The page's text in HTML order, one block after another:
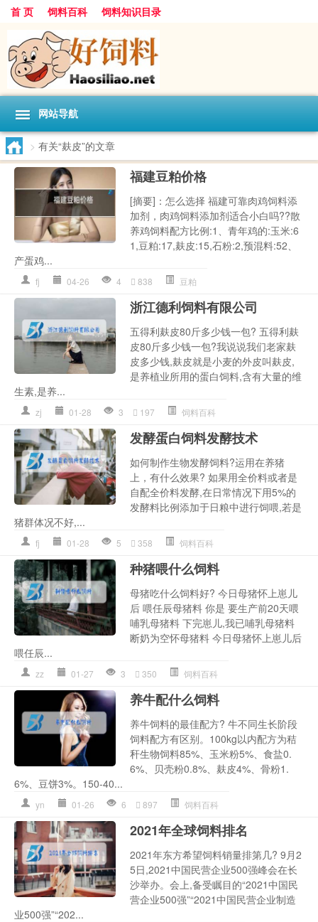
首 页 饲料百科 饲料知识目录
网站导航
> 有关“麸皮”的文章
福建豆粕价格
[摘要]：怎么选择 福建可靠肉鸡饲料添
加剂，肉鸡饲料添加剂适合小白吗??散
养鸡饲料配方比例:1、青年鸡的:玉米:6
1,豆粕:17,麸皮:15,石粉:2,预混料:52、
产蛋鸡...
fj 04-26 4 838 豆粕
浙江德利饲料有限公司
五得利麸皮80斤多少钱一包? 五得利麸
皮80斤多少钱一包?我说说我们老家麸
皮多少钱,麸皮就是小麦的外皮叫麸皮,
是养植业所用的蛋白饲料,含有大量的维
生素,是养...
zj 01-28 3 197 饲料百科
发酵蛋白饲料发酵技术
如何制作生物发酵饲料?运用在养猪
上，有什么效果? 如果用全价料或者是
自配全价料发酵,在日常情况下用5%的
发酵料比例添加于日粮中进行饲喂,若是
猪群体况不好,...
fj 01-28 5 358 饲料百科
种猪喂什么饲料
母猪吃什么饲料好? 今日母猪怀上崽儿
后 喂任辰母猪料 你是 要生产前20天喂
哺乳母猪料 下完崽儿,我已哺乳母猪料
断奶为空怀母猪料 今日母猪怀上崽儿后
喂任辰...
zz 01-27 3 350 饲料百科
养牛配什么饲料
养牛饲料的最佳配方? 牛不同生长阶段
饲料配方有区别。100kg以内配方为秸
秆生物饲料85%、玉米粉5%、食盐0.
6%、贝壳粉0.8%、麸皮4%、骨粉1.
6%、豆饼3%。150-40...
yn 01-26 6 897 饲料百科
2021年全球饲料排名
2021年东方希望饲料销量排第几? 9月2
5日,2021中国民营企业500强峰会在长
沙举办。会上,备受瞩目的“2021中国民
营企业500强”“2021中国民营企业制造
业500强”“202...